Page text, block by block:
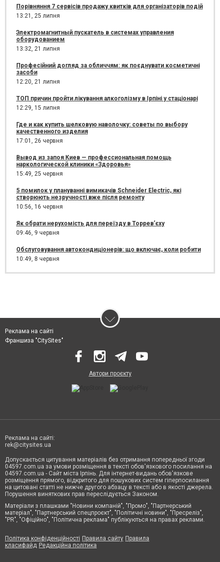
Порівняння 7 сервісів продажу квитків для організаторів подій
13:21, 25 липня
Электромагнитный пускатель в системах управления
оборудованием
13:32, 21 липня
Професійний догляд за обличчям: як поєднувати косметичні
засоби
12:20, 21 липня
ТОП причин пройти лікування алкоголізму в Ірпіні у стаціонарі
12:29, 15 липня
Где и как купить шелковую наволочку: советы по выбору
качественного изделия
17:01, 26 червня
Вывод из запоя Киев — профессиональная помощь
наркологической клиники «Здоровья»
15:49, 25 червня
5 помилок у плануванні вимикачів Schneider Electric, які
створюють незручності вже після ремонту
10:56, 16 червня
Як обрати нерухомість для переїзду в Торрев’єху
09:46, 9 червня
Обслуговування автокондиціонерів: що включає, коли робити
10:49, 8 червня
Реклама на сайті
Франшиза "CitySites"
Автори проєкту
Реклама на сайті:
rek@citysites.ua
Допускається цитування матеріалів без отримання попередньої згоди
04597.com.ua за умови розміщення в тексті обов'язкового посилання на
04597.com.ua - Сайт міста Ірпінь. Для інтернет-видань обов'язкове
розміщення прямого, відкритого для пошукових систем гіперпосилання
на цитовані статті не нижче другого абзацу в тексті або в якості джерела.
Порушення виняткових прав переслідується Законом.
Матеріали з плашками "Новини компаній", "Промо", "Партнерський
матеріал", "Партнерський спецпроєкт", "Політичні новини", "Пресреліз",
"PR", "Офіційно", "Політична реклама" публікуються на правах реклами.
Політика конфіденційності Правила сайту Правила
класифайд Редакційна політика